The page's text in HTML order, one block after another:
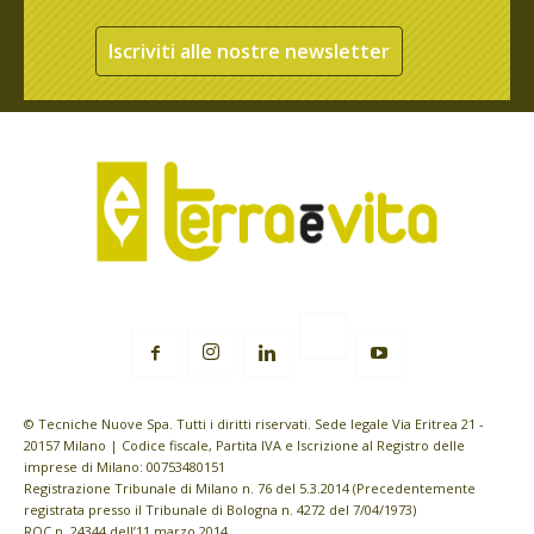
Iscriviti alle nostre newsletter
© Tecniche Nuove Spa. Tutti i diritti riservati. Sede legale Via Eritrea 21 -
20157 Milano | Codice fiscale, Partita IVA e Iscrizione al Registro delle
imprese di Milano: 00753480151
Registrazione Tribunale di Milano n. 76 del 5.3.2014 (Precedentemente
registrata presso il Tribunale di Bologna n. 4272 del 7/04/1973)